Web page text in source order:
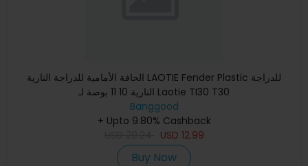
الحافة الأمامية للدراجة النارية LAOTIE Fender Plastic للدراجة
النارية 10 11 بوصة لـ Laotie TI30 T30
Banggood
+ Upto 9.80% Cashback
USD 12.99
Buy Now